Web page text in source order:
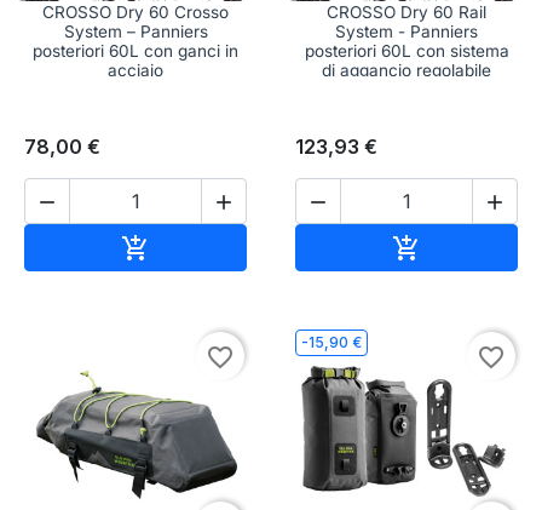
CROSSO Dry 60 Crosso
System – Panniers
posteriori 60L con ganci in
acciaio
78,00 €
 

CROSSO Dry 60 Rail
System - Panniers
posteriori 60L con sistema
di aggancio regolabile
123,93 €
 

favorite_border
-15,90 €
favorite_border